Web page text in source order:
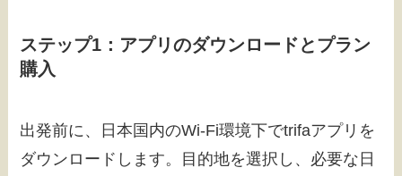
ステップ1：アプリのダウンロードとプラン
購入
出発前に、日本国内のWi-Fi環境下でtrifaアプリを
ダウンロードします。目的地を選択し、必要な日